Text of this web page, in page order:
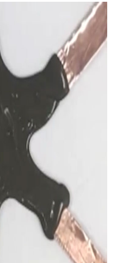
00:35
very narrow gaps and
lách qua những khe hẹp
thể nhỏ.
conductor of electricity,
khá tốt,
has become totally
cộng đồng mạng "phát
borax and magnet
hàn the và các hạt từ
xã hội.
01:01